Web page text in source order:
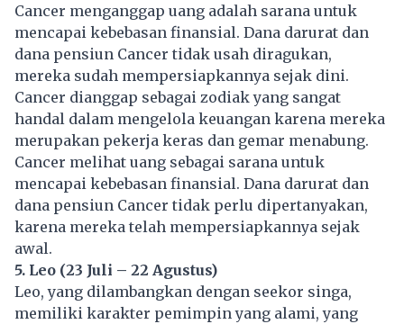
Cancer menganggap uang adalah sarana untuk
mencapai kebebasan finansial. Dana darurat dan
dana pensiun Cancer tidak usah diragukan,
mereka sudah mempersiapkannya sejak dini.
Cancer dianggap sebagai zodiak yang sangat
handal dalam mengelola keuangan karena mereka
merupakan pekerja keras dan gemar menabung.
Cancer melihat uang sebagai sarana untuk
mencapai kebebasan finansial. Dana darurat dan
dana pensiun Cancer tidak perlu dipertanyakan,
karena mereka telah mempersiapkannya sejak
awal.
5. Leo (23 Juli – 22 Agustus)
Leo, yang dilambangkan dengan seekor singa,
memiliki karakter pemimpin yang alami, yang